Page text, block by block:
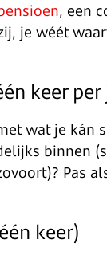
, een
je wéét
keer per
wat je kán
binnen
Pas
keer)